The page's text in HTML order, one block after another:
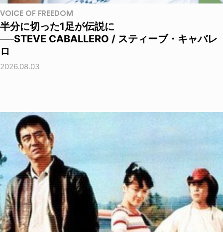
VOICE OF FREEDOM
半分に切った1足が伝説に
──STEVE CABALLERO / スティーブ・キャバレ
ロ
2026.08.03